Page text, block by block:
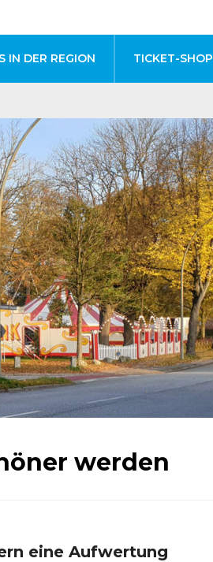
IN DER REGION TICKET-SHOP
werden
eine Aufwertung